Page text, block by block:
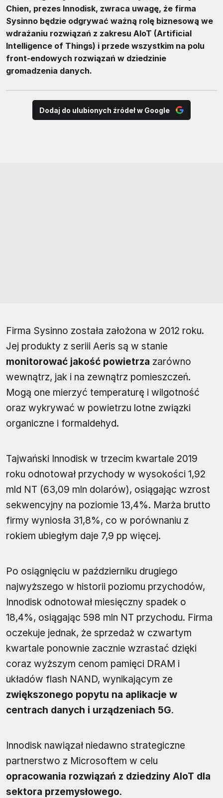
Chien, prezes Innodisk, zwraca uwagę, że firma
Sysinno będzie odgrywać ważną rolę biznesową we
wdrażaniu rozwiązań z zakresu AIoT (Artificial
Intelligence of Things) i przede wszystkim na polu
front-endowych rozwiązań w dziedzinie
gromadzenia danych.
Dodaj do ulubionych źródeł w Google
Firma Sysinno została założona w 2012 roku.
Jej produkty z seriii Aeris są w stanie
monitorować jakość powietrza zarówno
wewnątrz, jak i na zewnątrz pomieszczeń.
Mogą one mierzyć temperaturę i wilgotność
oraz wykrywać w powietrzu lotne związki
organiczne i formaldehyd.
Tajwański Innodisk w trzecim kwartale 2019
roku odnotował przychody w wysokości 1,92
mld NT (63,09 mln dolarów), osiągając wzrost
sekwencyjny na poziomie 13,4%. Marża brutto
firmy wyniosła 31,8%, co w porównaniu z
rokiem ubiegłym daje 7,9 pp więcej.
Po osiągnięciu w październiku drugiego
najwyższego w historii poziomu przychodów,
Innodisk odnotował miesięczny spadek o
18,4%, osiągając 598 mln NT przychodu. Firma
oczekuje jednak, że sprzedaż w czwartym
kwartale ponownie zacznie wzrastać dzięki
coraz wyższym cenom pamięci DRAM i
układów flash NAND, wynikającym ze
zwiększonego popytu na aplikacje w
centrach danych i urządzeniach 5G.
Innodisk nawiązał niedawno strategiczne
partnerstwo z Microsoftem w celu
opracowania rozwiązań z dziedziny AIoT dla
sektora przemysłowego.